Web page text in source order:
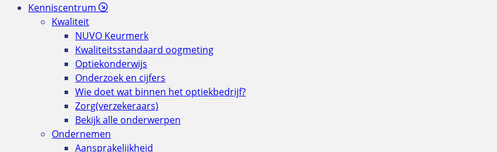
Kenniscentrum
Kwaliteit
NUVO Keurmerk
Kwaliteitsstandaard oogmeting
Optiekonderwijs
Onderzoek en cijfers
Wie doet wat binnen het optiekbedrijf?
Zorg(verzekeraars)
Bekijk alle onderwerpen
Ondernemen
Aansprakelijkheid